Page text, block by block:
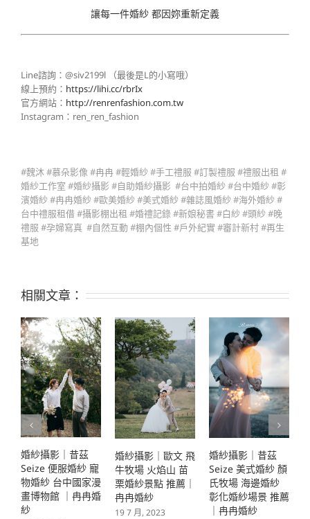
讓每一件婚紗 都因妳重新定義
Line諮詢：@siv2199l （最後是L的小寫哦）
線上預約： https://lihi.cc/rbrIx
官方網站： http://renrenfashion.com.tw
Instagram：ren_ren_fashion
#魏沐 #慕朵影像 #冉冉 #輕婚紗 #手工禮服 #訂製禮服 #禮服出租 #
婚紗工作室 #婚紗攝影 #自助婚紗攝影 #台中拍婚紗 #台中婚紗 #彰
濱婚紗 #冉冉婚紗 #歐美婚紗 #美式婚紗 #雜誌風婚紗 #海外婚紗 #
台中禮服租借 #攝影棚出租 #婚禮記錄 #新娘秘書 #白紗 #頭紗 #晚
禮服 #孕婦寫真 #自然互動 #棚內個性 #戶外紀實 #審計新村 #再生
基地
相關文章：
婚紗攝影｜歐文 飛
牛牧場 火焰山 苗
栗婚紗景點 推薦｜
冉冉婚紗
19 7 月, 2023
婚紗攝影｜昔茲
Seize 美式婚紗 顏
氏牧場 海邊婚紗
彰化婚紗場景 推薦
｜冉冉婚紗
婚紗攝影｜昔茲
Seize 復古婚紗 咖
啡廳 彰化婚紗景點
｜冉冉婚紗
19 7 月, 2023